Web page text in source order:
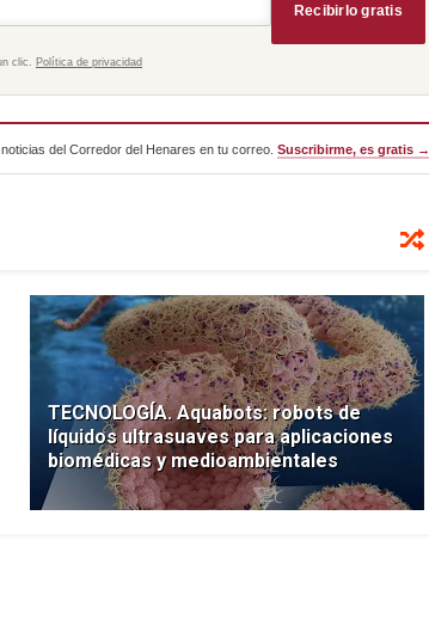
Recibirlo gratis
clic. Política de privacidad
del Corredor del Henares en tu correo. Suscribirme, es gratis →
TECNOLOGÍA. Aquabots: robots de
líquidos ultrasuaves para aplicaciones
biomédicas y medioambientales